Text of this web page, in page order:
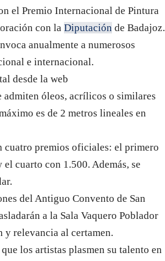
el Premio Internacional de Pintura
con la Diputación de Badajoz.
anualmente a numerosos
e internacional.
desde la web
admiten óleos, acrílicos o similares
es de 2 metros lineales en
cuatro premios oficiales: el primero
cuarto con 1.500. Además, se
del Antiguo Convento de San
a la Sala Vaquero Poblador
relevancia al certamen.
los artistas plasmen su talento en